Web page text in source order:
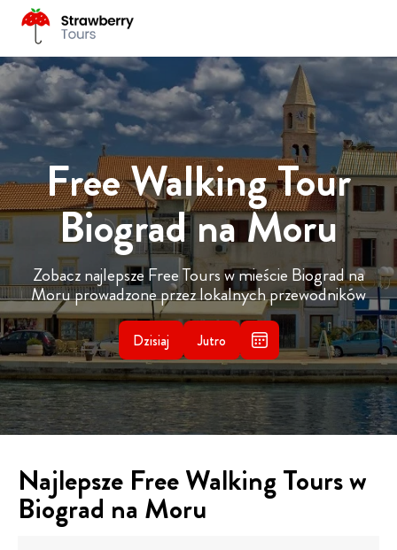
Free Walking Tour
Biograd na Moru
Zobacz najlepsze Free Tours w mieście Biograd na
Moru prowadzone przez lokalnych przewodników
Dzisiaj Jutro
Najlepsze Free Walking Tours w
Biograd na Moru